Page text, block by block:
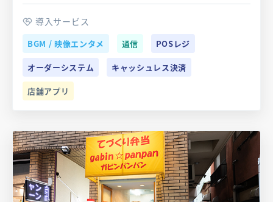
導入サービス
BGM / 映像エンタメ 通信 POSレジ
オーダーシステム キャッシュレス決済
店舗アプリ